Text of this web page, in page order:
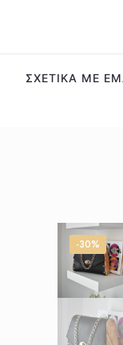
ΣΧΕΤΙΚΑ ΜΕ
-30%